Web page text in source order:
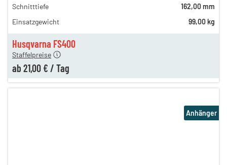
Husqvarna FS400
65,00 €
31,00 €
Staffelpreise
ab 21,00 € / Tag
Schnitttiefe
162,00 mm
Einsatzgewicht
99,00 kg
Anhänger